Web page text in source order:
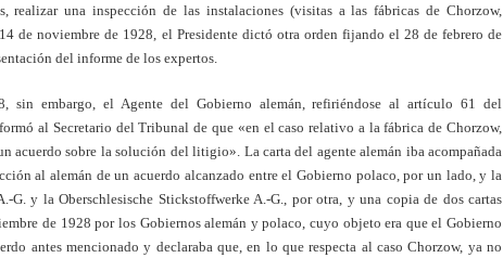
realizar una inspección de las instalaciones (visitas a las fábricas de Chorzow,
de noviembre de 1928, el Presidente dictó otra orden fijando el 28 de febrero de
del informe de los expertos.
sin embargo, el Agente del Gobierno alemán, refiriéndose al artículo 61 del
al Secretario del Tribunal de que «en el caso relativo a la fábrica de Chorzow,
acuerdo sobre la solución del litigio». La carta del agente alemán iba acompañada
al alemán de un acuerdo alcanzado entre el Gobierno polaco, por un lado, y la
G. y la Oberschlesische Stickstoffwerke A.-G., por otra, y una copia de dos cartas
de 1928 por los Gobiernos alemán y polaco, cuyo objeto era que el Gobierno
antes mencionado y declaraba que, en lo que respecta al caso Chorzow, ya no